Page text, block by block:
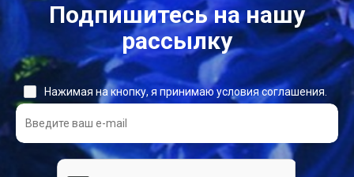
Подпишитесь на нашу
рассылку
Нажимая на кнопку, я принимаю условия соглашения.